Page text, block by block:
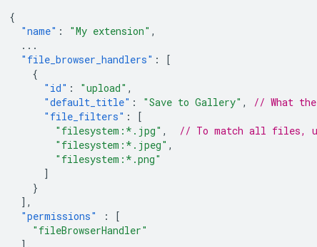
{
"name" : "My extension" ,
...
"file_browser_handlers" :
[
{
"id" : "upload" ,
"default_title" : "Save to Gallery" ,
// What
"file_filters" :
[
"filesystem:*.jpg" ,
// To match all files,
"filesystem:*.jpeg" ,
"filesystem:*.png"
]
}
],
"permissions"
:
[
"fileBrowserHandler"